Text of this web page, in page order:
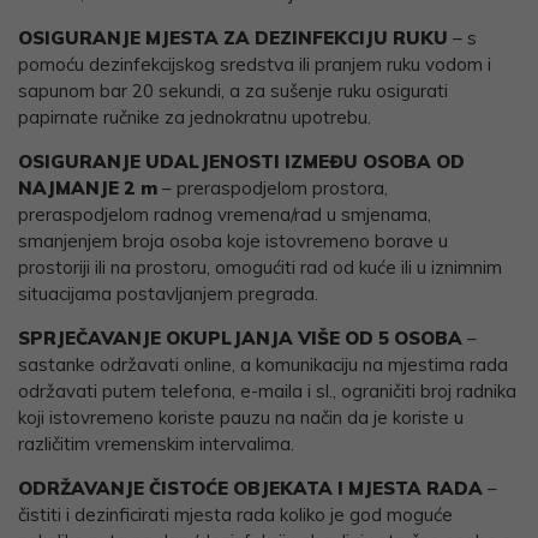
OSIGURANJE MJESTA ZA DEZINFEKCIJU RUKU – s
pomoću dezinfekcijskog sredstva ili pranjem ruku vodom i
sapunom bar 20 sekundi, a za sušenje ruku osigurati
papirnate ručnike za jednokratnu upotrebu.
OSIGURANJE UDALJENOSTI IZMEĐU OSOBA OD
NAJMANJE 2 m – preraspodjelom prostora,
preraspodjelom radnog vremena/rad u smjenama,
smanjenjem broja osoba koje istovremeno borave u
prostoriji ili na prostoru, omogućiti rad od kuće ili u iznimnim
situacijama postavljanjem pregrada.
SPRJEČAVANJE OKUPLJANJA VIŠE OD 5 OSOBA –
sastanke održavati online, a komunikaciju na mjestima rada
održavati putem telefona, e-maila i sl., ograničiti broj radnika
koji istovremeno koriste pauzu na način da je koriste u
različitim vremenskim intervalima.
ODRŽAVANJE ČISTOĆE OBJEKATA I MJESTA RADA –
čistiti i dezinficirati mjesta rada koliko je god moguće